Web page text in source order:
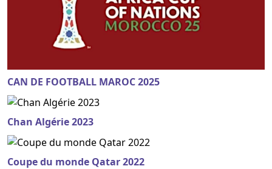
CAN DE FOOTBALL MAROC 2025
Chan Algérie 2023
Coupe du monde Qatar 2022